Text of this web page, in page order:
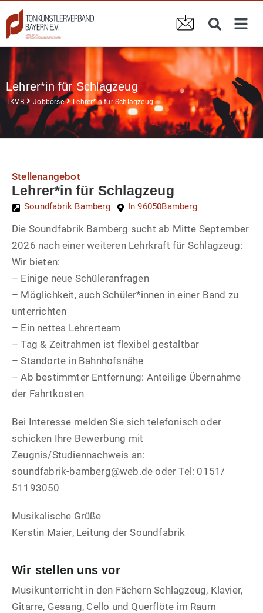
Lehrer*in für Schlagzeug
TKVB Jobbörse Lehrer*in für Schlagzeug
Stellenangebot
Lehrer*in für Schlagzeug
Soundfabrik Bamberg In 96050Bamberg
Die Soundfabrik Bamberg sucht ab Mitte September
2026 nach einer weiteren Lehrkraft für Schlagzeug:
Wir bieten:
– Einige neue Schüleranfragen
– Möglichkeit, auch Schüler*innen in einer Band zu
unterrichten
– Ein nettes Lehrerteam
– Tag & Zeitrahmen ist flexibel gestaltbar
– Standorte in Bahnhofsnähe
– Ab bestimmter Entfernung: Anteilige Übernahme
der Fahrtkosten
Bei Interesse melden Sie sich telefonisch oder
schicken Ihre Bewerbung mit
Zeugnis/Studiennachweis an:
soundfabrik-bamberg@web.de oder Tel: 0151/
51193050
Musikalische Grüße
Kerstin Maier, Leitung der Soundfabrik
Wir stellen uns vor
Musikunterricht in den Fächern Schlagzeug, Klavier,
Gitarre, Gesang, Cello und Querflöte im Raum